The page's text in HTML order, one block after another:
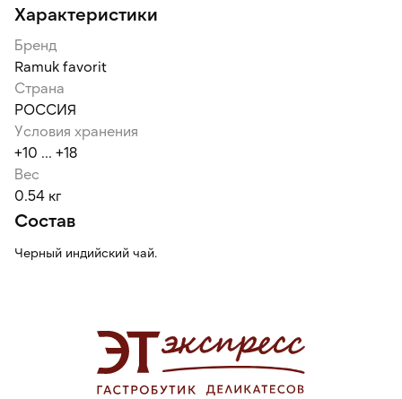
Характеристики
Бренд
Ramuk favorit
Страна
РОССИЯ
Условия хранения
+10 ... +18
Вес
0.54 кг
Состав
Черный индийский чай.